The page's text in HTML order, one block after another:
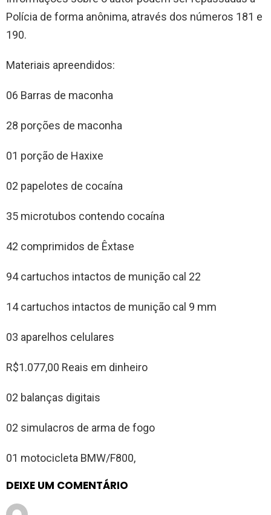
Polícia de forma anônima, através dos números 181 e
190.
Materiais apreendidos:
06 Barras de maconha
28 porções de maconha
01 porção de Haxixe
02 papelotes de cocaína
35 microtubos contendo cocaína
42 comprimidos de Êxtase
94 cartuchos intactos de munição cal 22
14 cartuchos intactos de munição cal 9 mm
03 aparelhos celulares
R$1.077,00 Reais em dinheiro
02 balanças digitais
02 simulacros de arma de fogo
01 motocicleta BMW/F800,
DEIXE UM COMENTÁRIO